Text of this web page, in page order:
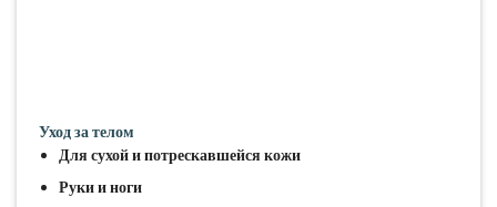
Уход за телом
Для сухой и потрескавшейся кожи
Руки и ноги